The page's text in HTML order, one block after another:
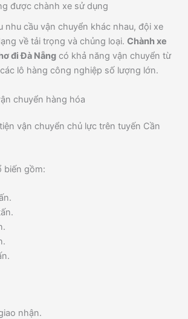
được chành xe sử dụng
nhu cầu vận chuyển khác nhau, đội xe
về tải trọng và chủng loại.Chành xe
đi Đà Nẵng có khả năng vận chuyển từ
lô hàng công nghiệp số lượng lớn.
chuyển hàng hóa
vận chuyển chủ lực trên tuyến Cần
biến gồm:
nhận.